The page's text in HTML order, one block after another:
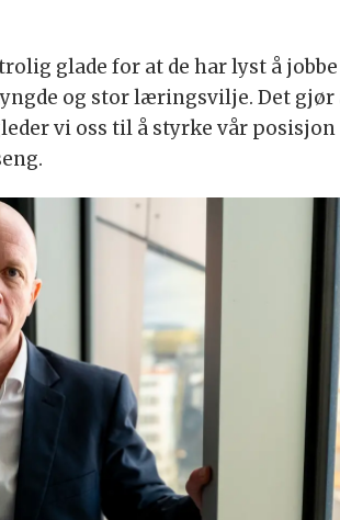
glade for at de har lyst å
og stor læringsvilje. Det gjør
vi oss til å styrke vår posisjon